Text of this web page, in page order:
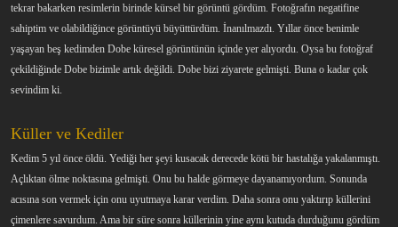
tekrar bakarken resimlerin birinde kürsel bir görüntü gördüm. Fotoğrafın negatifine
sahiptim ve olabildiğince görüntüyü büyüttürdüm. İnanılmazdı. Yıllar önce benimle
yaşayan beş kedimden Dobe küresel görüntünün içinde yer alıyordu. Oysa bu fotoğraf
çekildiğinde Dobe bizimle artık değildi. Dobe bizi ziyarete gelmişti. Buna o kadar çok
sevindim ki.
Küller ve Kediler
Kedim 5 yıl önce öldü. Yediği her şeyi kusacak derecede kötü bir hastalığa yakalanmıştı.
Açlıktan ölme noktasına gelmişti. Onu bu halde görmeye dayanamıyordum. Sonunda
acısına son vermek için onu uyutmaya karar verdim. Daha sonra onu yaktırıp küllerini
çimenlere savurdum. Ama bir süre sonra küllerinin yine aynı kutuda durduğunu gördüm